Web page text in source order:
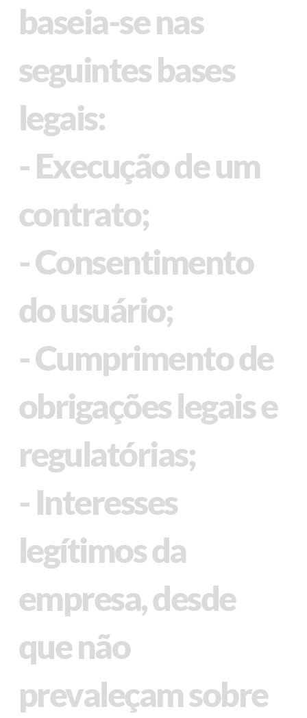
baseia-se nas
seguintes bases
legais:
- Execução de um
contrato;
- Consentimento
do usuário;
- Cumprimento de
obrigações legais e
regulatórias;
- Interesses
legítimos da
empresa, desde
que não
prevaleçam sobre